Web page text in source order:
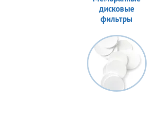
дисковые
фильтры